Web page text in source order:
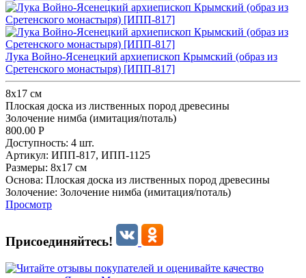
Лука Войно-Ясенецкий архиепископ Крымский (образ из
Сретенского монастыря) [ИПП-817]
8x17 см
Плоская доска из лиственных пород древесины
Золочение нимба (имитация/поталь)
800.00 Р
Доступность: 4 шт.
Артикул: ИПП-817, ИПП-1125
Размеры: 8x17 см
Основа: Плоская доска из лиственных пород древесины
Золочение: Золочение нимба (имитация/поталь)
Просмотр
Присоединяйтесь!